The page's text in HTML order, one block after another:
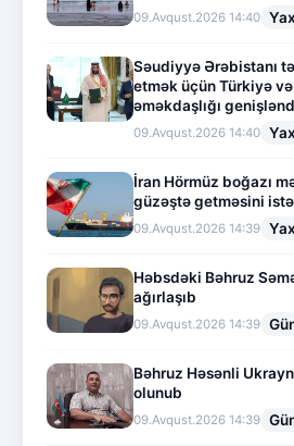
09.Avqust.2026 14:40
Səudiyyə Ərəbistanı
etmək üçün Türkiyə
əməkdaşlığı
09.Avqust.2026 14:40
İran Hörmüz boğazı
güzəştə getməsini
09.Avqust.2026 14:39
Həbsdəki Bəhruz
ağırlaşıb
09.Avqust.2026 14:39
Bəhruz Həsənli
olunub
09.Avqust.2026 14:39